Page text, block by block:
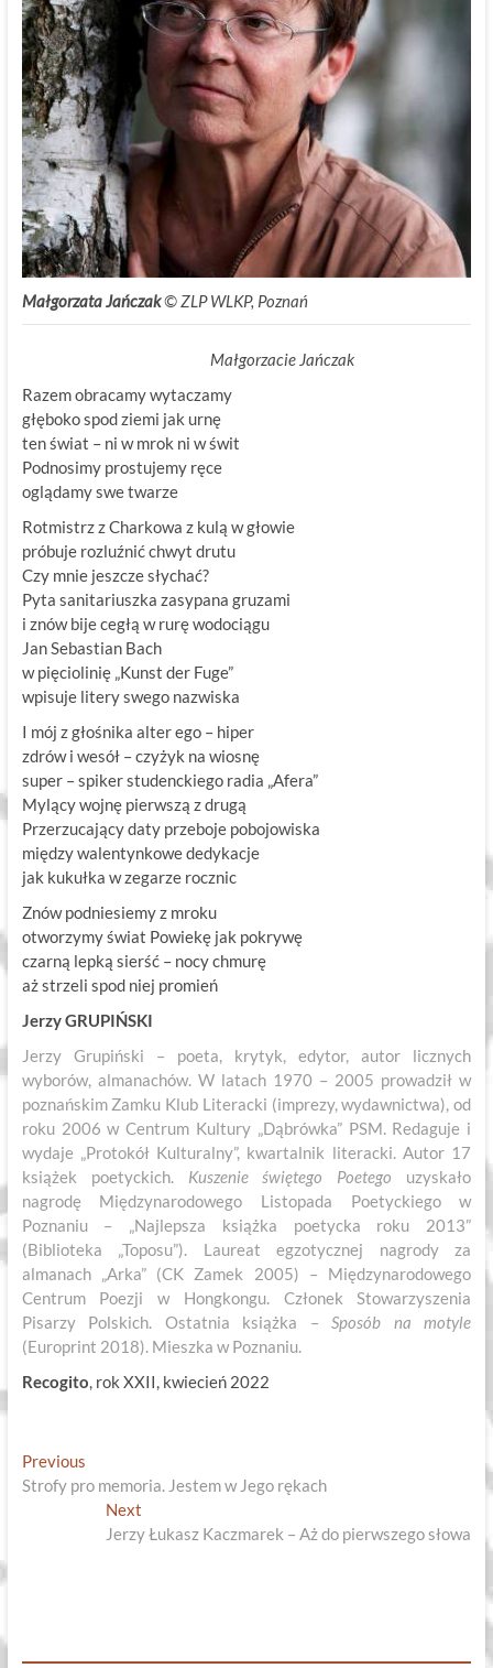
Małgorzata Jańczak© ZLP WLKP, Poznań
Małgorzacie Jańczak
Razem obracamy wytaczamy
głęboko spod ziemi jak urnę
ten świat – ni w mrok ni w świt
Podnosimy prostujemy ręce
oglądamy swe twarze
Rotmistrz z Charkowa z kulą w głowie
próbuje rozluźnić chwyt drutu
Czy mnie jeszcze słychać?
Pyta sanitariuszka zasypana gruzami
i znów bije cegłą w rurę wodociągu
Jan Sebastian Bach
w pięciolinię „Kunst der Fuge”
wpisuje litery swego nazwiska
I mój z głośnika alter ego – hiper
zdrów i wesół – czyżyk na wiosnę
super – spiker studenckiego radia „Afera”
Mylący wojnę pierwszą z drugą
Przerzucający daty przeboje pobojowiska
między walentynkowe dedykacje
jak kukułka w zegarze rocznic
Znów podniesiemy z mroku
otworzymy świat Powiekę jak pokrywę
czarną lepką sierść – nocy chmurę
aż strzeli spod niej promień
Jerzy GRUPIŃSKI
Jerzy Grupiński – poeta, krytyk, edytor, autor licznych
wyborów, almanachów. W latach 1970 – 2005 prowadził w
poznańskim Zamku Klub Literacki (imprezy, wydawnictwa), od
roku 2006 w Centrum Kultury „Dąbrówka” PSM. Redaguje i
wydaje „Protokół Kulturalny”, kwartalnik literacki. Autor 17
książek poetyckich. Kuszenie świętego Poetego uzyskało
nagrodę Międzynarodowego Listopada Poetyckiego w
Poznaniu – „Najlepsza książka poetycka roku 2013”
(Biblioteka „Toposu”). Laureat egzotycznej nagrody za
almanach „Arka” (CK Zamek 2005) – Międzynarodowego
Centrum Poezji w Hongkongu. Członek Stowarzyszenia
Pisarzy Polskich. Ostatnia książka –Sposób na motyle
(Europrint 2018). Mieszka w Poznaniu.
Recogito, rok XXII, kwiecień 2022
Nawigacja
wpisu
PreviousPrevious
post:
Strofy pro memoria. Jestem w Jego rękach
Next
post:
Jerzy Łukasz Kaczmarek – Aż do pierwszego słowa